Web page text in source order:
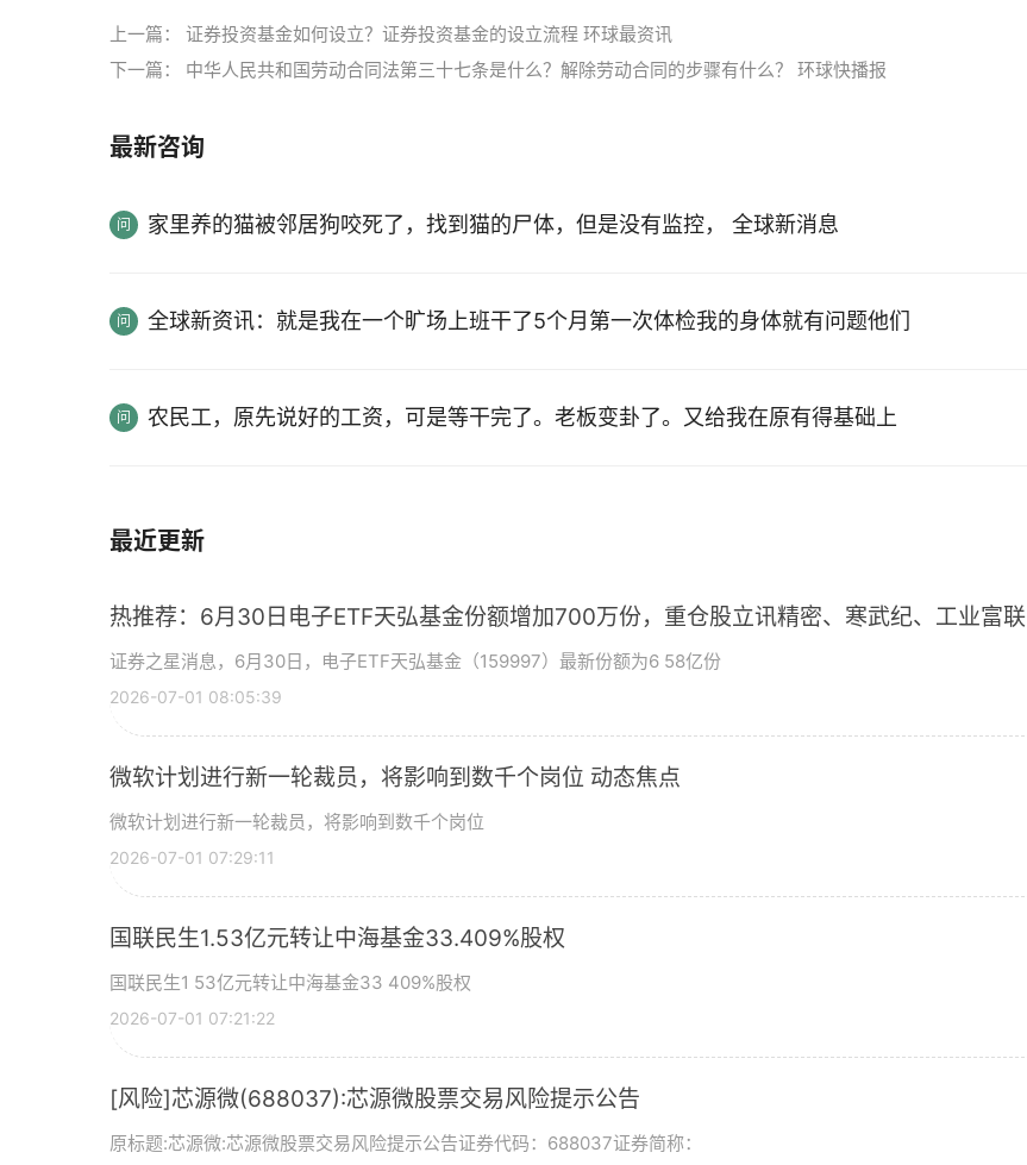
上一篇： 证券投资基金如何设立？证券投资基金的设立流程 环球最资讯
下一篇： 中华人民共和国劳动合同法第三十七条是什么？解除劳动合同的步骤有什么？ 环球快播报
最新咨询
家里养的猫被邻居狗咬死了，找到猫的尸体，但是没有监控， 全球新消息
全球新资讯：就是我在一个旷场上班干了5个月第一次体检我的身体就有问题他们
农民工，原先说好的工资，可是等干完了。老板变卦了。又给我在原有得基础上
最近更新
热推荐：6月30日电子ETF天弘基金份额增加700万份，重仓股立讯精密、寒武纪、工业富联
证券之星消息，6月30日，电子ETF天弘基金（159997）最新份额为6 58亿份
2026-07-01 08:05:39
微软计划进行新一轮裁员，将影响到数千个岗位 动态焦点
微软计划进行新一轮裁员，将影响到数千个岗位
2026-07-01 07:29:11
国联民生1.53亿元转让中海基金33.409%股权
国联民生1 53亿元转让中海基金33 409%股权
2026-07-01 07:21:22
[风险]芯源微(688037):芯源微股票交易风险提示公告
原标题:芯源微:芯源微股票交易风险提示公告证券代码：688037证券简称：